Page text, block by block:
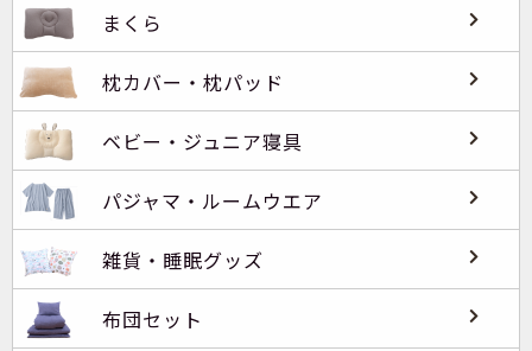
まくら
枕カバー・枕パッド
ベビー・ジュニア寝具
パジャマ・ルームウエア
雑貨・睡眠グッズ
布団セット